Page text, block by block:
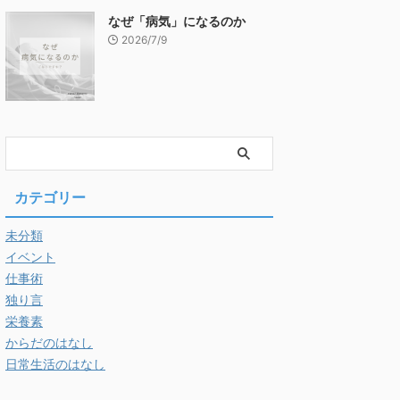
なぜ「病気」になるのか
2026/7/9
カテゴリー
未分類
イベント
仕事術
独り言
栄養素
からだのはなし
日常生活のはなし